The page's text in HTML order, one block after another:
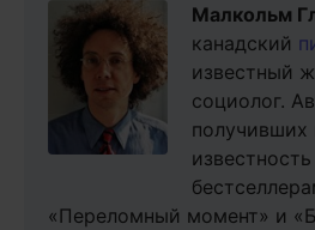
Малкольм
канадский
известный
социолог.
«Переломный момент» и